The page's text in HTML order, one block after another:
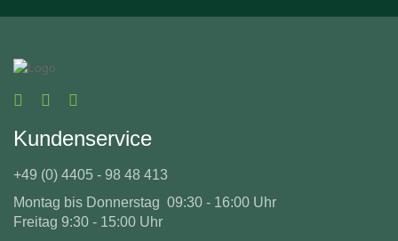
Kundenservice
+49 (0) 4405 - 98 48 413
Montag bis Donnerstag 09:30 - 16:00 Uhr
Freitag 9:30 - 15:00 Uhr